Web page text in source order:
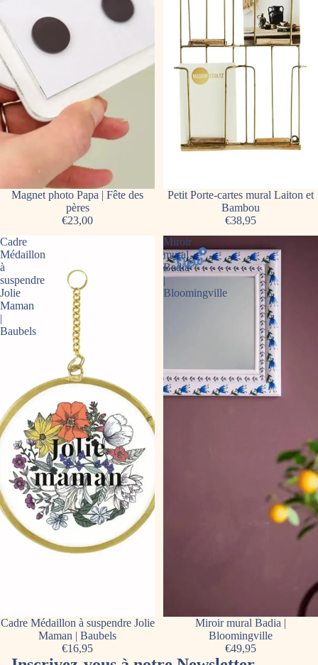
Magnet photo Papa | Fête des
pères
€23,00
Épuisé
Petit Porte-cartes mural Laiton et
Bambou
€38,95
Cadre
Médaillon
à
suspendre
Jolie
Maman
|
Baubels
Cadre Médaillon à suspendre Jolie
Maman | Baubels
€16,95
Miroir
mural
Badia
|
Bloomingville
Miroir mural Badia |
Bloomingville
€49,95